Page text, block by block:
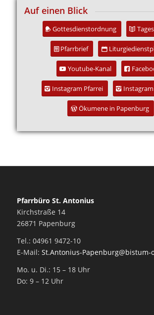
Auf einen Blick
Gottesdienstordnung
Pfarrbrief
Youtube-Kanal
Instagram Pfarrei Instagram
Ökumene in Papenburg
Pfarrbüro St. Antonius
Kirchstraße 14
26871 Papenburg
Tel.: 04961 9472-10
E-Mail: St.Antonius-Papenburg@bistum-
Mo. u. Di.: 15 – 18 Uhr
Do: 9 – 12 Uhr